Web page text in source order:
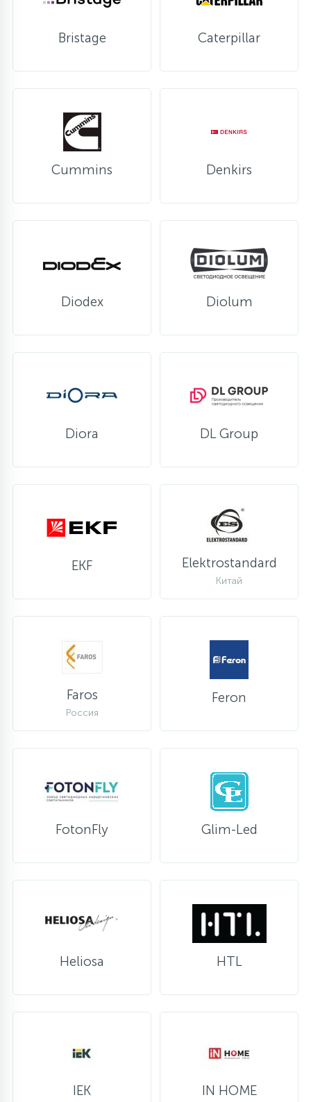
Bristage Caterpillar
Cummins Denkirs
Diodex Diolum
Diora DL Group
EKF Elektrostandard
Китай
Faros
Россия
Feron
FotonFly Glim-Led
Heliosa HTL
IEK IN HOME